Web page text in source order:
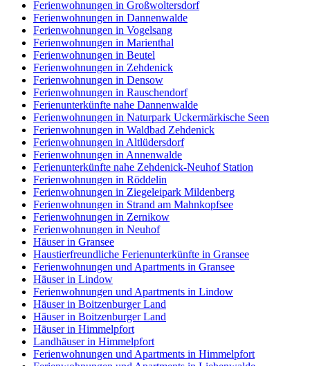
Ferienwohnungen in Großwoltersdorf
Ferienwohnungen in Dannenwalde
Ferienwohnungen in Vogelsang
Ferienwohnungen in Marienthal
Ferienwohnungen in Beutel
Ferienwohnungen in Zehdenick
Ferienwohnungen in Densow
Ferienwohnungen in Rauschendorf
Ferienunterkünfte nahe Dannenwalde
Ferienwohnungen in Naturpark Uckermärkische Seen
Ferienwohnungen in Waldbad Zehdenick
Ferienwohnungen in Altlüdersdorf
Ferienwohnungen in Annenwalde
Ferienunterkünfte nahe Zehdenick-Neuhof Station
Ferienwohnungen in Röddelin
Ferienwohnungen in Ziegeleipark Mildenberg
Ferienwohnungen in Strand am Mahnkopfsee
Ferienwohnungen in Zernikow
Ferienwohnungen in Neuhof
Häuser in Gransee
Haustierfreundliche Ferienunterkünfte in Gransee
Ferienwohnungen und Apartments in Gransee
Häuser in Lindow
Ferienwohnungen und Apartments in Lindow
Häuser in Boitzenburger Land
Häuser in Boitzenburger Land
Häuser in Himmelpfort
Landhäuser in Himmelpfort
Ferienwohnungen und Apartments in Himmelpfort